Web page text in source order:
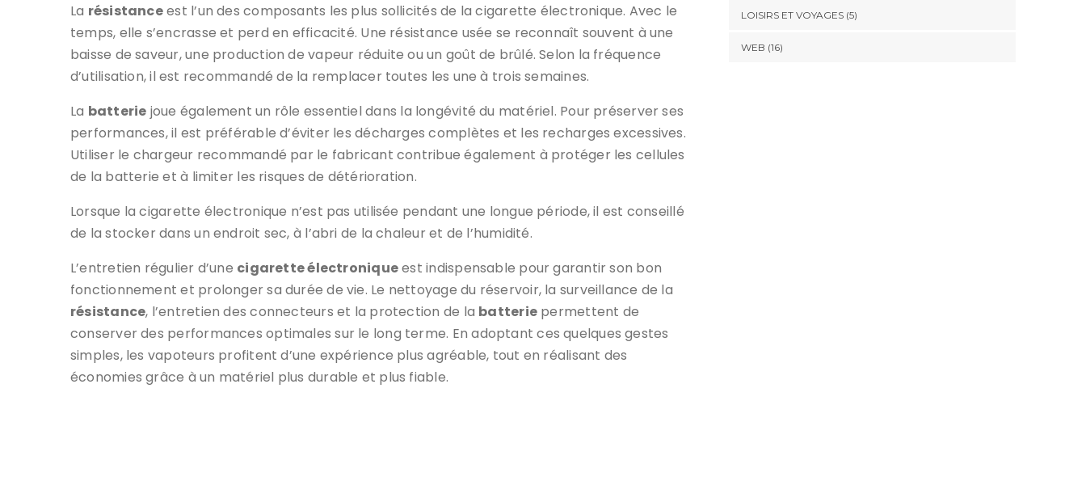
La résistanceest l’un des composants les plus sollicités de la cigarette électronique. Avec le
temps, elle s’encrasse et perd en efficacité. Une résistance usée se reconnaît souvent à une
baisse de saveur, une production de vapeur réduite ou un goût de brûlé. Selon la fréquence
d’utilisation, il est recommandé de la remplacer toutes les une à trois semaines.
La batterie joue également un rôle essentiel dans la longévité du matériel. Pour préserver ses
performances, il est préférable d’éviter les décharges complètes et les recharges excessives.
Utiliser le chargeur recommandé par le fabricant contribue également à protéger les cellules
de la batterie et à limiter les risques de détérioration.
Lorsque la cigarette électronique n’est pas utilisée pendant une longue période, il est conseillé
de la stocker dans un endroit sec, à l’abri de la chaleur et de l’humidité.
L’entretien régulier d’une cigarette électroniqueest indispensable pour garantir son bon
fonctionnement et prolonger sa durée de vie. Le nettoyage du réservoir, la surveillance de la
résistance, l’entretien des connecteurs et la protection de la batterie permettent de
conserver des performances optimales sur le long terme. En adoptant ces quelques gestes
simples, les vapoteurs profitent d’une expérience plus agréable, tout en réalisant des
économies grâce à un matériel plus durable et plus fiable.
LOISIRS ET VOYAGES (5)
WEB (16)